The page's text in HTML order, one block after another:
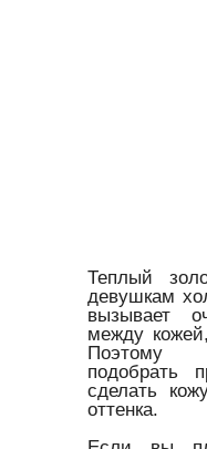
Теплый
девушкам
вызывает
между
Поэтому
подобрать
сделать
оттенка.